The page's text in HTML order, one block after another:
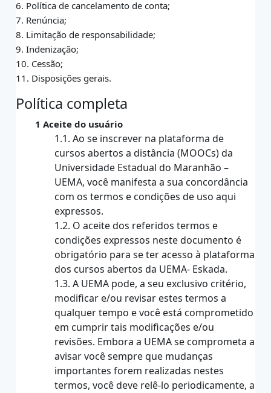
6. Política de cancelamento de conta;
7. Renúncia;
8. Limitação de responsabilidade;
9. Indenização;
10. Cessão;
11. Disposições gerais.
Política completa
1 Aceite do usuário
1.1. Ao se inscrever na plataforma de
cursos abertos a distância (MOOCs) da
Universidade Estadual do Maranhão –
UEMA, você manifesta a sua concordância
com os termos e condições de uso aqui
expressos.
1.2. O aceite dos referidos termos e
condições expressos neste documento é
obrigatório para se ter acesso à plataforma
dos cursos abertos da UEMA- Eskada.
1.3. A UEMA pode, a seu exclusivo critério,
modificar e/ou revisar estes termos a
qualquer tempo e você está comprometido
em cumprir tais modificações e/ou
revisões. Embora a UEMA se comprometa a
avisar você sempre que mudanças
importantes forem realizadas nestes
termos, você deve relê-lo periodicamente, a